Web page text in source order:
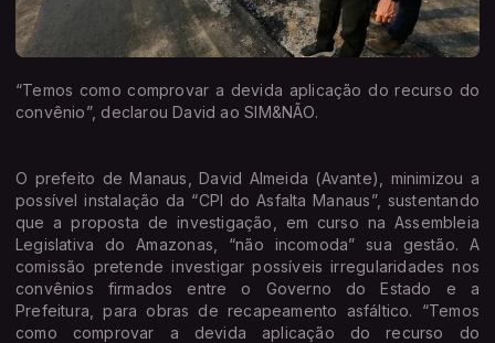
“Temos como comprovar a devida aplicação do recurso do
convênio”, declarou David ao SIM&NÃO.
O prefeito de Manaus, David Almeida (Avante), minimizou a
possível instalação da “CPI do Asfalta Manaus”, sustentando
que a proposta de investigação, em curso na Assembleia
Legislativa do Amazonas, “não incomoda” sua gestão. A
comissão pretende investigar possíveis irregularidades nos
convênios firmados entre o Governo do Estado e a
Prefeitura, para obras de recapeamento asfáltico. “Temos
como comprovar a devida aplicação do recurso do